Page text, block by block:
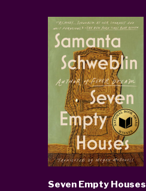
Seven Empty Houses